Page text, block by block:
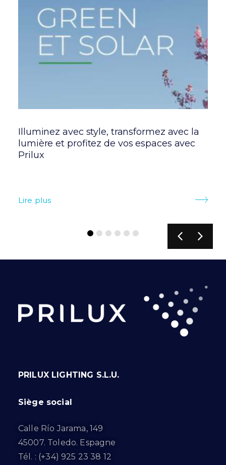
Illuminez avec style, transformez avec la
lumière et profitez de vos espaces avec
Prilux
Lire plus
PRILUX LIGHTING S.L.U.
Siège social
Calle Río Jarama, 149
45007. Toledo. Espagne
Tél. : (+34) 925 23 38 12